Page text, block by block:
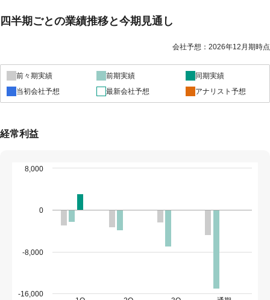
四半期ごとの業績推移と今期見通し
会社予想：2026年12月期時点
前々期実績 前期実績
同期実績
当初会社予想
最新会社予想 アナリスト予想
経常利益
-16,000
-8,000
0
8,000